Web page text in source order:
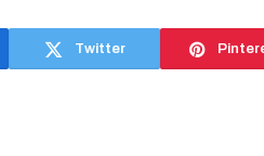
Twitter